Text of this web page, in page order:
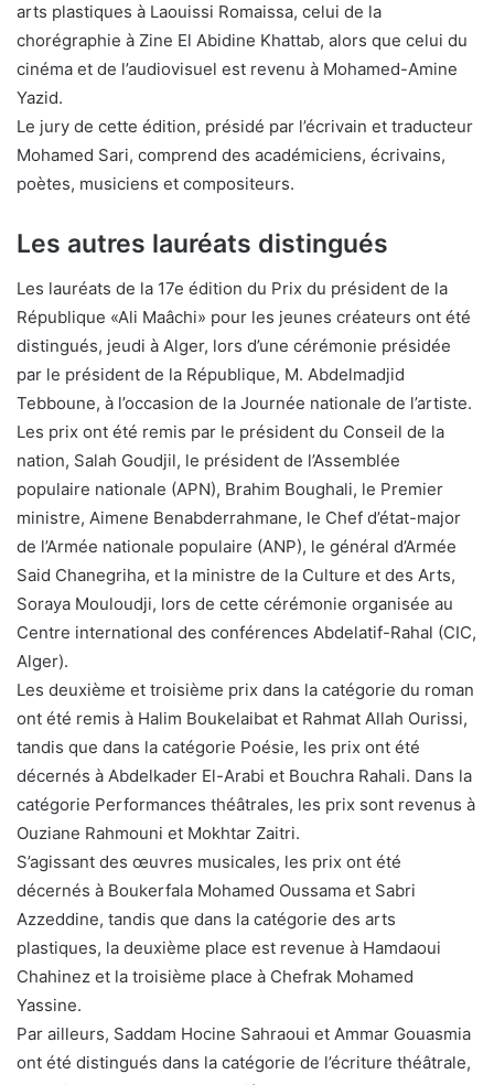
arts plastiques à Laouissi Romaissa, celui de la
chorégraphie à Zine El Abidine Khattab, alors que celui du
cinéma et de l’audiovisuel est revenu à Mohamed-Amine
Yazid.
Le jury de cette édition, présidé par l’écrivain et traducteur
Mohamed Sari, comprend des académiciens, écrivains,
poètes, musiciens et compositeurs.
Les autres lauréats distingués
Les lauréats de la 17e édition du Prix du président de la
République «Ali Maâchi» pour les jeunes créateurs ont été
distingués, jeudi à Alger, lors d’une cérémonie présidée
par le président de la République, M. Abdelmadjid
Tebboune, à l’occasion de la Journée nationale de l’artiste.
Les prix ont été remis par le président du Conseil de la
nation, Salah Goudjil, le président de l’Assemblée
populaire nationale (APN), Brahim Boughali, le Premier
ministre, Aimene Benabderrahmane, le Chef d’état-major
de l’Armée nationale populaire (ANP), le général d’Armée
Said Chanegriha, et la ministre de la Culture et des Arts,
Soraya Mouloudji, lors de cette cérémonie organisée au
Centre international des conférences Abdelatif-Rahal (CIC,
Alger).
Les deuxième et troisième prix dans la catégorie du roman
ont été remis à Halim Boukelaibat et Rahmat Allah Ourissi,
tandis que dans la catégorie Poésie, les prix ont été
décernés à Abdelkader El-Arabi et Bouchra Rahali. Dans la
catégorie Performances théâtrales, les prix sont revenus à
Ouziane Rahmouni et Mokhtar Zaitri.
S’agissant des œuvres musicales, les prix ont été
décernés à Boukerfala Mohamed Oussama et Sabri
Azzeddine, tandis que dans la catégorie des arts
plastiques, la deuxième place est revenue à Hamdaoui
Chahinez et la troisième place à Chefrak Mohamed
Yassine.
Par ailleurs, Saddam Hocine Sahraoui et Ammar Gouasmia
ont été distingués dans la catégorie de l’écriture théâtrale,